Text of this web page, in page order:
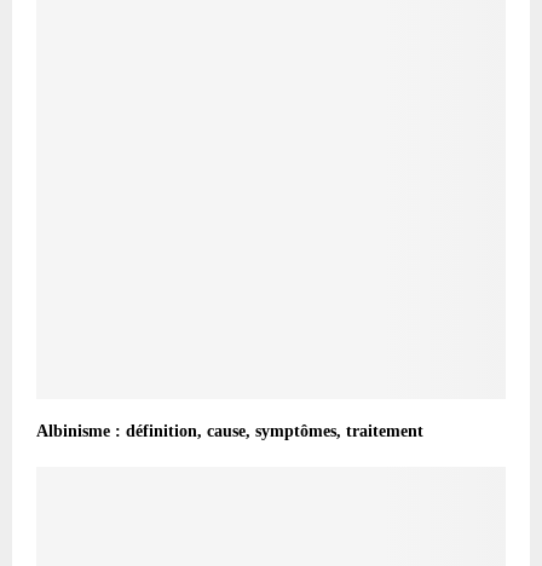
Albinisme : définition, cause, symptômes, traitement